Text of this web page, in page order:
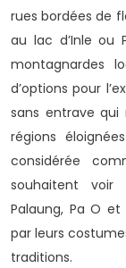
rues bordées de
au lac d’Inle ou
montagnardes
d’options pour
sans entrave qui
régions
considérée
souhaitent voir
Palaung, Pa O
par leurs
traditions.